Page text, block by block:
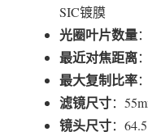
SIC镀膜
光圈叶片数量
最近对焦距离
最大复制比率
滤镜尺寸：
镜头尺寸：